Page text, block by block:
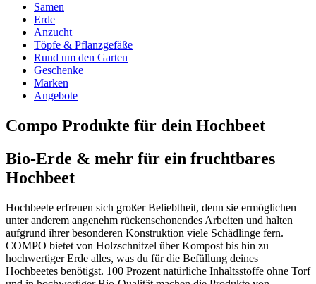
Samen
Erde
Anzucht
Töpfe & Pflanzgefäße
Rund um den Garten
Geschenke
Marken
Angebote
Compo Produkte für dein Hochbeet
Bio-Erde & mehr für ein fruchtbares
Hochbeet
Hochbeete erfreuen sich großer Beliebtheit, denn sie ermöglichen
unter anderem angenehm rückenschonendes Arbeiten und halten
aufgrund ihrer besonderen Konstruktion viele Schädlinge fern.
COMPO bietet von Holzschnitzel über Kompost bis hin zu
hochwertiger Erde alles, was du für die Befüllung deines
Hochbeetes benötigst. 100 Prozent natürliche Inhaltsstoffe ohne Torf